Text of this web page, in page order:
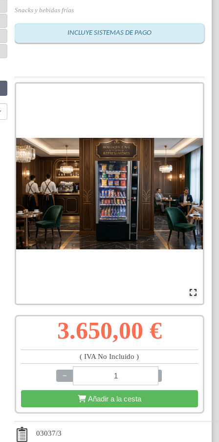
Snacks y bebidas frías
INCLUYE SISTEMAS DE PAGO
3.650,00 €
( IVA No Incluido )
−
Añadir a la cesta
03037/3